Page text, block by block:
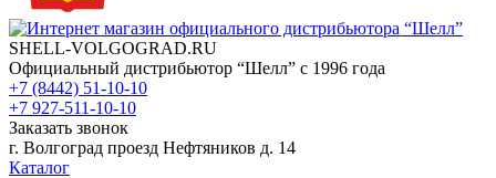
SHELL-VOLGOGRAD.RU
Официальный дистрибьютор “Шелл” с 1996 года
+7 (8442) 51-10-10
+7 927-511-10-10
Заказать звонок
г. Волгоград проезд Нефтяников д. 14
Каталог